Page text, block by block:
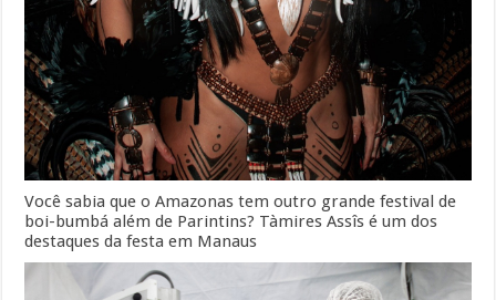
Você sabia que o Amazonas tem outro grande festival de
boi-bumbá além de Parintins? Tàmires Assîs é um dos
destaques da festa em Manaus